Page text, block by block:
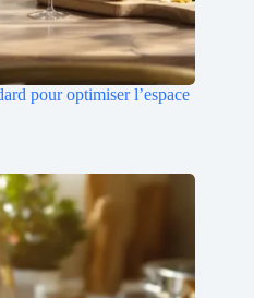
pour optimiser l’espace